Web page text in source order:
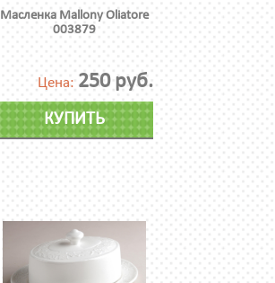
Масленка Mallony Oliatore
003879
Цена: 250 руб.
КУПИТЬ